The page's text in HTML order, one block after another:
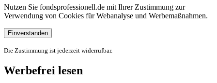
Nutzen Sie fondsprofessionell.de mit Ihrer Zustimmung zur
Verwendung von Cookies für Webanalyse und Werbemaßnahmen.
Einverstanden
Die Zustimmung ist jederzeit widerrufbar.
Werbefrei lesen